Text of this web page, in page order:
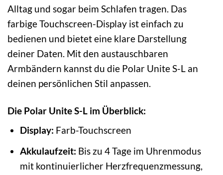
Alltag und sogar beim Schlafen tragen. Das
farbige Touchscreen-Display ist einfach zu
bedienen und bietet eine klare Darstellung
deiner Daten. Mit den austauschbaren
Armbändern kannst du die Polar Unite S-L an
deinen persönlichen Stil anpassen.
Die Polar Unite S-L im Überblick:
Display: Farb-Touchscreen
Akkulaufzeit: Bis zu 4 Tage im Uhrenmodus
mit kontinuierlicher Herzfrequenzmessung,